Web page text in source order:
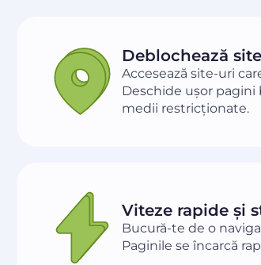
Deblochează
Accesează site-uri
Deschide ușor pagini
medii restricționate.
Viteze rapide și
Bucură-te de o
Paginile se încarcă